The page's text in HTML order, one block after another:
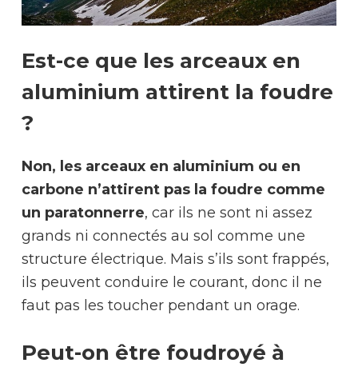
Est-ce que les arceaux en
aluminium attirent la foudre
?
Non, les arceaux en aluminium ou en
carbone n’attirent pas la foudre comme
un paratonnerre, car ils ne sont ni assez
grands ni connectés au sol comme une
structure électrique. Mais s’ils sont frappés,
ils peuvent conduire le courant, donc il ne
faut pas les toucher pendant un orage.
Peut-on être foudroyé à